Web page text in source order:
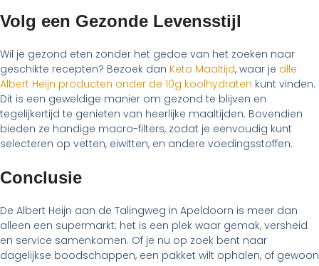
Volg een Gezonde Levensstijl
Wil je gezond eten zonder het gedoe van het zoeken naar
geschikte recepten? Bezoek dan Keto Maaltijd, waar je alle
Albert Heijn producten onder de 10g koolhydraten kunt vinden.
Dit is een geweldige manier om gezond te blijven en
tegelijkertijd te genieten van heerlijke maaltijden. Bovendien
bieden ze handige macro-filters, zodat je eenvoudig kunt
selecteren op vetten, eiwitten, en andere voedingsstoffen.
Conclusie
De Albert Heijn aan de Talingweg in Apeldoorn is meer dan
alleen een supermarkt; het is een plek waar gemak, versheid
en service samenkomen. Of je nu op zoek bent naar
dagelijkse boodschappen, een pakket wilt ophalen, of gewoon